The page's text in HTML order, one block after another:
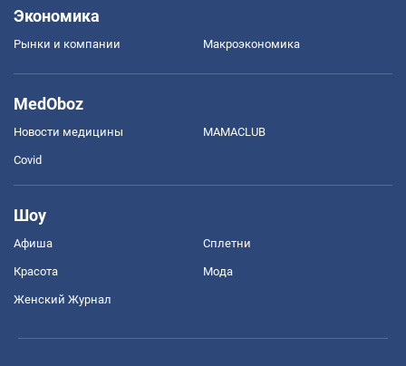
Экономика
Рынки и компании Mакроэкономика
MedOboz
Новости медицины MAMACLUB
Covid
Шоу
Афиша Сплетни
Красота Мода
Женский Журнал